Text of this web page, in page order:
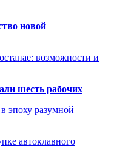
новой
возможности и
шесть рабочих
эпоху разумной
автоклавного